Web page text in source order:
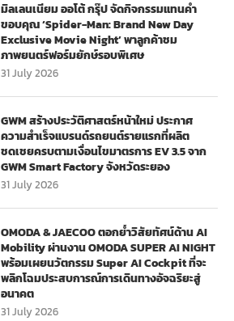
มิลเลนเนียม ออโต้ กรุ๊ป จัดกิจกรรมแทนคำ
ขอบคุณ ‘Spider-Man: Brand New Day
Exclusive Movie Night’ พาลูกค้าชม
ภาพยนตร์ฟอร์มยักษ์รอบพิเศษ
31 July 2026
GWM สร้างประวัติศาสตร์หน้าใหม่ ประกาศ
ความสำเร็จแบรนด์รถยนต์รายแรกที่ผลิต
ชดเชยครบตามเงื่อนไขมาตรการ EV 3.5 จาก
GWM Smart Factory จังหวัดระยอง
31 July 2026
OMODA & JAECOO ตอกย้ำวิสัยทัศน์ด้าน AI
Mobility ผ่านงาน OMODA SUPER AI NIGHT
พร้อมเผยนวัตกรรม Super AI Cockpit ที่จะ
พลิกโฉมประสบการณ์การเดินทางอัจฉริยะสู่
อนาคต
31 July 2026